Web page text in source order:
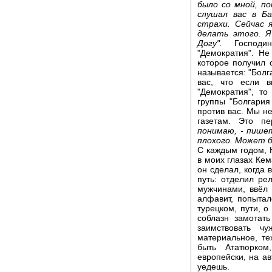
было со мной,
слушал вас в
страхи. Сейчас
делать этого.
Догу".
"Демократия".
которое получил
называется:
вас, что если
"Демократия",
группы
против вас. Мы
газетам. Это
понимаю, -
плохого. Может
С каждым годом,
в моих глазах
он сделал, когда
путь: отделил
мужчинами,
алфавит,
турецком, пути, о
соблазн
заимствовать
материальное,
быть
европейски, на
уедешь.